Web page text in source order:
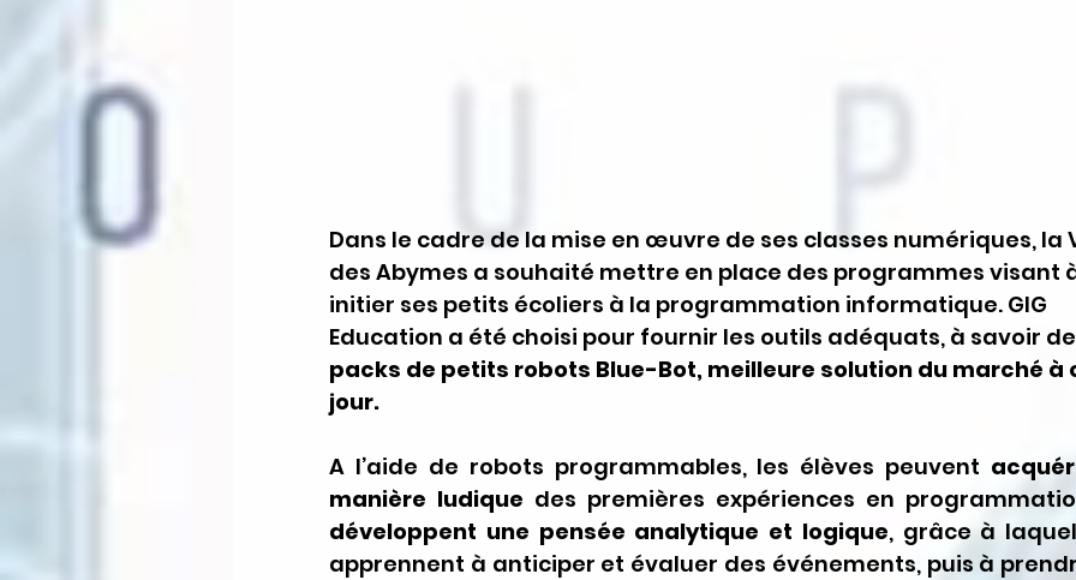
Dans le cadre de la mise en œuvre de ses classes numériques, la
des Abymes a souhaité mettre en place des programmes visant
initier ses petits écoliers à la programmation informatique. GIG
Education a été choisi pour fournir les outils adéquats, à savoir
packs de petits robots Blue-Bot, meilleure solution du marché à
jour.
A l’aide de robots programmables, les élèves peuvent
manière ludique des premières expériences en
développent une pensée analytique et logique, grâce à
apprennent à anticiper et évaluer des événements, puis à